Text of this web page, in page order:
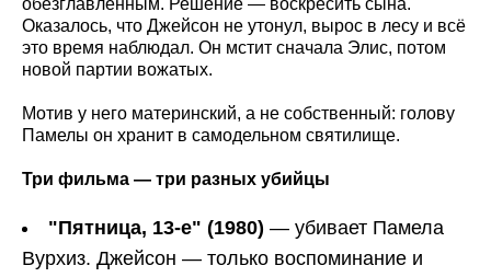
обезглавленным. Решение — воскресить сына.
Оказалось, что Джейсон не утонул, вырос в лесу и всё
это время наблюдал. Он мстит сначала Элис, потом
новой партии вожатых.
Мотив у него материнский, а не собственный: голову
Памелы он хранит в самодельном святилище.
Три фильма — три разных убийцы
"Пятница, 13-е" (1980) — убивает Памела
Вурхиз. Джейсон — только воспоминание и